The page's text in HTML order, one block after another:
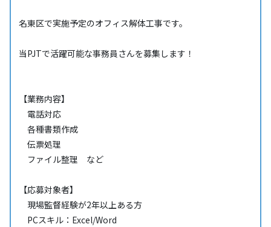
名東区で実施予定のオフィス解体工事です。
当PJTで活躍可能な事務員さんを募集します！
【業務内容】
電話対応
各種書類作成
伝票処理
ファイル整理 など
【応募対象者】
現場監督経験が2年以上ある方
PCスキル：Excel/Word